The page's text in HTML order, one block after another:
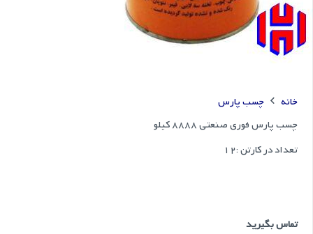
خانه
چسب پارس
چسب پارس فوری صنعتی 8888 کیلو
تعداد در کارتن :12
تماس بگیرید